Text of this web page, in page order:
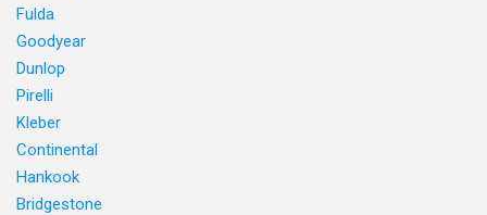
Fulda
Goodyear
Dunlop
Pirelli
Kleber
Continental
Hankook
Bridgestone